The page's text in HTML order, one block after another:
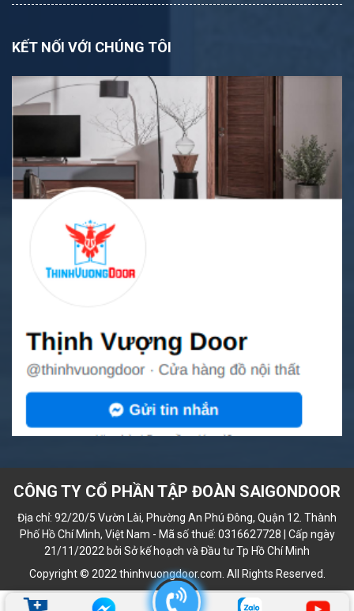
KẾT NỐI VỚI CHÚNG TÔI
CÔNG TY CỔ PHẦN TẬP ĐOÀN SAIGONDOOR
Địa chỉ: 92/20/5 Vườn Lài, Phường An Phú Đông, Quận 12. Thành
Phố Hồ Chí Minh, Việt Nam - Mã số thuế: 0316627728 | Cấp ngày
21/11/2022 bởi Sở kế hoạch và Đầu tư Tp Hồ Chí Minh
Copyright © 2022 thinhvuongdoor.com. All Rights Reserved.